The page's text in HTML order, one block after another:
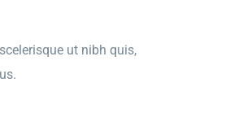
ut nibh quis,